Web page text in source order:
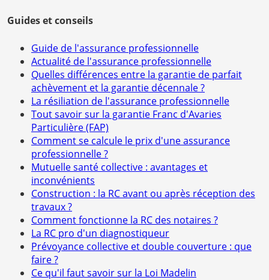
Guides et conseils
Guide de l'assurance professionnelle
Actualité de l'assurance professionnelle
Quelles différences entre la garantie de parfait
achèvement et la garantie décennale ?
La résiliation de l'assurance professionnelle
Tout savoir sur la garantie Franc d'Avaries
Particulière (FAP)
Comment se calcule le prix d'une assurance
professionnelle ?
Mutuelle santé collective : avantages et
inconvénients
Construction : la RC avant ou après réception des
travaux ?
Comment fonctionne la RC des notaires ?
La RC pro d'un diagnostiqueur
Prévoyance collective et double couverture : que
faire ?
Ce qu'il faut savoir sur la Loi Madelin